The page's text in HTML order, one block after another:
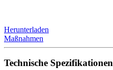
Herunterladen
Maßnahmen
Technische Spezifikationen